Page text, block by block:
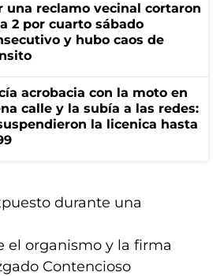
una reclamo vecinal cortaron
2 por cuarto sábado
y hubo caos de
acrobacia con la moto en
calle y la subía a las redes:
la licenica hasta
durante una
el organismo y la firma
Contencioso